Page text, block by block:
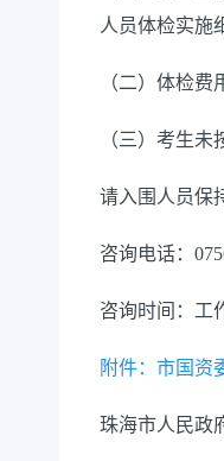
人员体检实施
（二）体检费
（三）考生
请入围人员保
咨询电话：
咨询时间：工
附件：市国资
珠海市人民政